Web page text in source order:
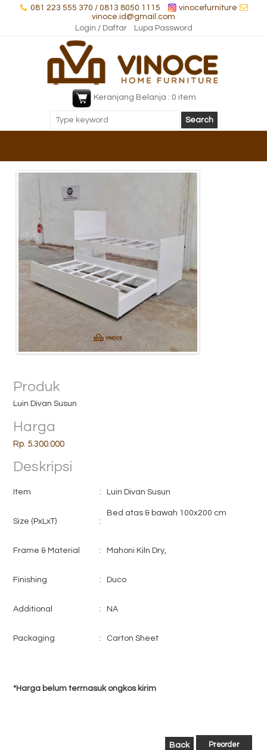
081 223 555 370 / 0813 8050 1115
vinocefurniture
vinoce.id@gmail.com
Login / Daftar
Lupa Password
Keranjang Belanja : 0 item
Produk
Luin Divan Susun
Harga
Rp. 5.300.000
Deskripsi
Item : Luin Divan Susun
Size (PxLxT) :
Bed atas & bawah 100x200 cm
Frame & Material : Mahoni Kiln Dry,
Finishing : Duco
Additional : NA
Packaging : Carton Sheet
*Harga belum termasuk ongkos kirim
Preorder